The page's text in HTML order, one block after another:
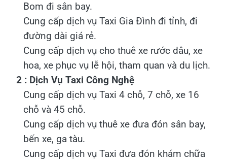
Bom đi sân bay.
Cung cấp dịch vụ Taxi Gia Đình đi tỉnh, đi
đường dài giá rẻ.
Cung cấp dịch vụ cho thuê xe rước dâu, xe
hoa, xe phục vụ lễ hội, tham quan và du lịch.
2 : Dịch Vụ Taxi Công Nghệ
Cung cấp dịch vụ Taxi 4 chỗ, 7 chỗ, xe 16
chỗ và 45 chỗ.
Cung cấp dịch vụ thuê xe đưa đón sân bay,
bến xe, ga tàu.
Cung cấp dịch vụ Taxi đưa đón khám chữa